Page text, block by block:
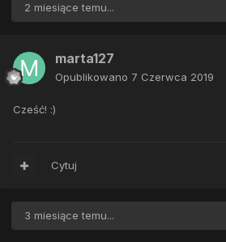
2 miesiące temu...
marta127
Opublikowano 7 Czerwca 2019
Cześć! :)
Cytuj
3 miesiące temu...